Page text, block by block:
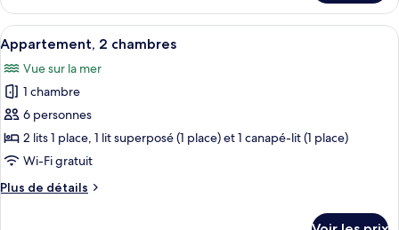
aux
personnes
mobilité
réduite
le
type
de
chambre
Studio,
accessible
aux
personnes
à
mobilité
réduite
Afficher
toutes
les
photos
pour
ce
type
chambre :
Une chambre d’hôtel moderne
6
Appartement, 2 chambres
Vue sur la mer
1 chambre
6 personnes
2 lits 1 place, 1 lit superposé (1 place) et 1 canapé-lit (1 place)
Wi-Fi gratuit
Plus de détails
Plus